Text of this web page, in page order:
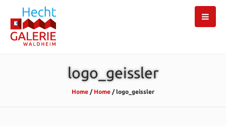
logo_geissler
Home / Home /logo_geissler